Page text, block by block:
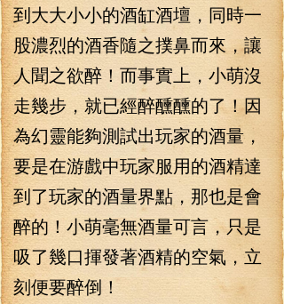
到大大小小的酒缸酒壇，同時一
股濃烈的酒香隨之撲鼻而來，讓
人聞之欲醉！而事實上，小萌沒
走幾步，就已經醉醺醺的了！因
為幻靈能夠測試出玩家的酒量，
要是在游戲中玩家服用的酒精達
到了玩家的酒量界點，那也是會
醉的！小萌毫無酒量可言，只是
吸了幾口揮發著酒精的空氣，立
刻便要醉倒！